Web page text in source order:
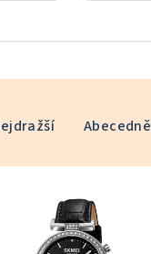
Abecedně